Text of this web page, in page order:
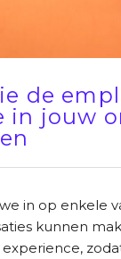
de
in jouw
in op enkele
kunnen